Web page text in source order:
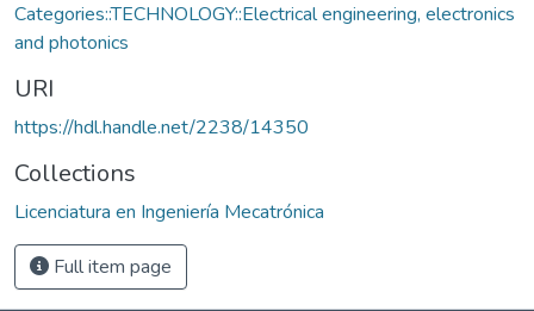
Categories::TECHNOLOGY::Electrical engineering, electronics
and photonics
URI
https://hdl.handle.net/2238/14350
Collections
Licenciatura en Ingeniería Mecatrónica
Full item page